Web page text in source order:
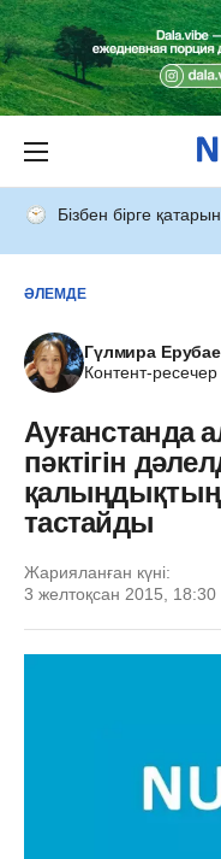
Бізбен бірге
ӘЛЕМДЕ
Гүлмира
Контент-ресечер
Ауғанстанда
пәктігін
қалыңдықтың
тастайды
Жарияланған күні:
3 желтоқсан 2015, 18:30